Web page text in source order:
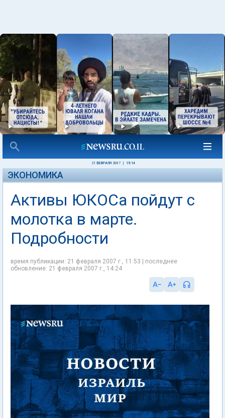
21 ФЕВРАЛЯ 2007 15:14
ЭКОНОМИКА
Активы ЮКОСа пойдут с
молотка в марте.
Подробности
время публикации: 21 февраля 2007 г., 11:53 | последнее
обновление: 21 февраля 2007 г., 14:24